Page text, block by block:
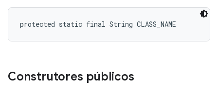
protected static final String CLASS_NAME
Construtores públicos